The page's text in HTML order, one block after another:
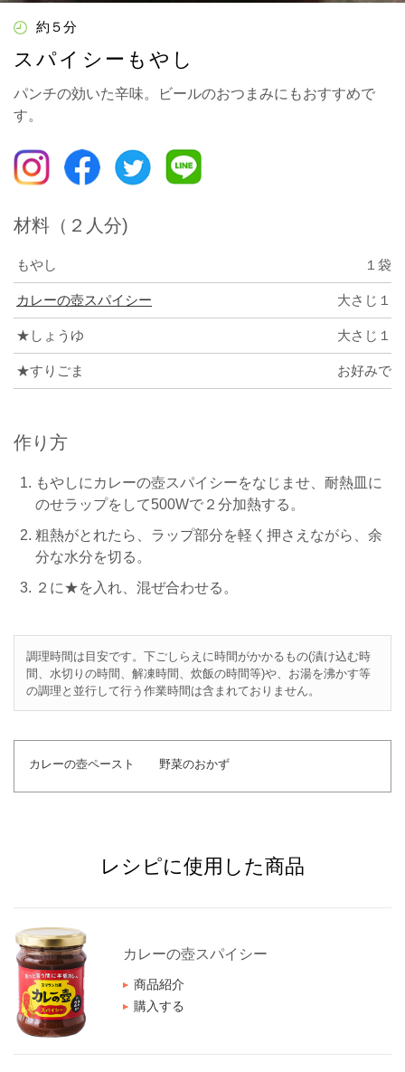
約５分
スパイシーもやし
パンチの効いた辛味。ビールのおつまみにもおすすめで
す。
材料（２人分)
もやし １袋
カレーの壺スパイシー 大さじ１
★しょうゆ 大さじ１
★すりごま お好みで
作り方
もやしにカレーの壺スパイシーをなじませ、耐熱皿に
のせラップをして500Wで２分加熱する。
粗熱がとれたら、ラップ部分を軽く押さえながら、余
分な水分を切る。
２に★を入れ、混ぜ合わせる。
調理時間は目安です。下ごしらえに時間がかかるもの(漬け込む時
間、水切りの時間、解凍時間、炊飯の時間等)や、お湯を沸かす等
の調理と並行して行う作業時間は含まれておりません。
カレーの壺ペースト 野菜のおかず
レシピに使用した商品
カレーの壺スパイシー
商品紹介
購入する